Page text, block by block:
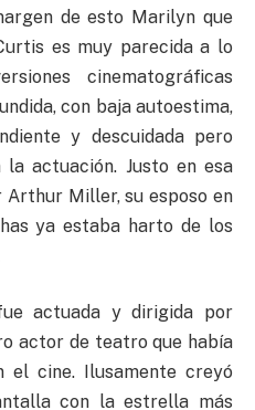
de esto Marilyn que
es muy parecida a lo
cinematográficas
con baja autoestima,
y descuidada pero
actuación. Justo en esa
Miller, su esposo en
ya estaba harto de los
actuada y dirigida por
actor de teatro que había
el cine. Ilusamente creyó
con la estrella más